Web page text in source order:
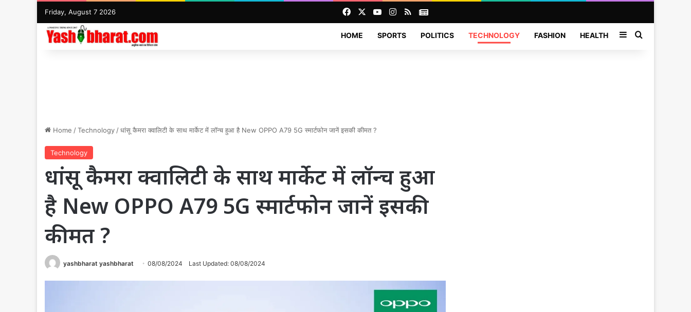
Friday, August 7 2026 FacebookYouTubeInstagram
RSSNews
HOME SPORTS POLITICS TECHNOLOGY FASHION HEALTH SidebarSearch for
Home /Technology /धांसू कैमरा क्वालिटी के साथ मार्केट में लॉन्च हुआ है New OPPO A79 5G स्मार्टफोन जानें इसकी कीमत ?
Technology
धांसू कैमरा क्वालिटी के साथ मार्केट में लॉन्च हुआ
है New OPPO A79 5G स्मार्टफोन जानें इसकी
कीमत ?
yashbharat yashbharat 08/08/2024 Last Updated: 08/08/2024